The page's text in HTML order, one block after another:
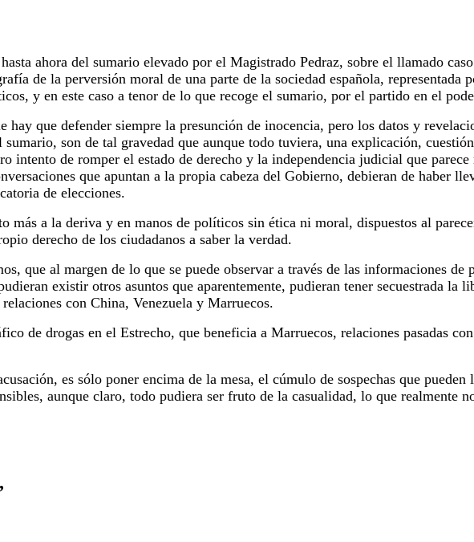
ahora del sumario elevado por el Magistrado Pedraz, sobre el llamado
de la perversión moral de una parte de la sociedad española, representada
y en este caso a tenor de lo que recoge el sumario, por el partido en el
hay que defender siempre la presunción de inocencia, pero los datos y
sumario, son de tal gravedad que aunque todo tuviera, una explicación,
intento de romper el estado de derecho y la independencia judicial que parece
que apuntan a la propia cabeza del Gobierno, debieran de haber
de elecciones.
más a la deriva y en manos de políticos sin ética ni moral, dispuestos al
derecho de los ciudadanos a saber la verdad.
que al margen de lo que se puede observar a través de las informaciones de
existir otros asuntos que aparentemente, pudieran tener secuestrada la
con China, Venezuela y Marruecos.
de drogas en el Estrecho, que beneficia a Marruecos, relaciones pasadas
es sólo poner encima de la mesa, el cúmulo de sospechas que pueden
aunque claro, todo pudiera ser fruto de la casualidad, lo que realmente